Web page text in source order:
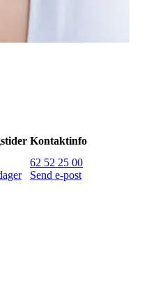
Kontaktinfo
62 52 25 00
Send e-post